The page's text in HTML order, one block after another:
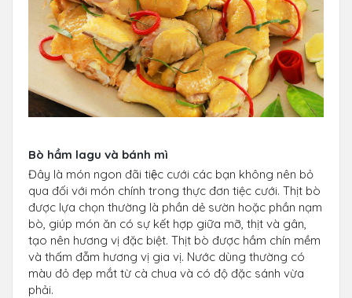
Bò hầm lagu và bánh mì
Đây là món ngon đãi tiệc cưới các bạn không nên bỏ
qua đối với món chính trong thực đơn tiệc cưới. Thịt bò
được lựa chọn thường là phần dẻ sườn hoặc phần nạm
bò, giúp món ăn có sự kết hợp giữa mỡ, thịt và gân,
tạo nên hương vị đặc biệt. Thịt bò được hầm chín mềm
và thấm đẫm hương vị gia vị. Nước dùng thường có
màu đỏ đẹp mắt từ cà chua và có độ đặc sánh vừa
phải.